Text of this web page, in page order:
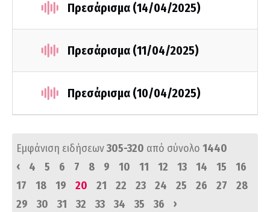
Πρεσάρισμα (14/04/2025)
Πρεσάρισμα (11/04/2025)
Πρεσάρισμα (10/04/2025)
Εμφάνιση ειδήσεων305-320 από σύνολο 1440
‹
4 5 6 7 8 9 10 11 12 13 14 15
16
17
18 19 20 21 22 23 24 25 26 27
28
29
30 31 32 33 34 35 36 ›